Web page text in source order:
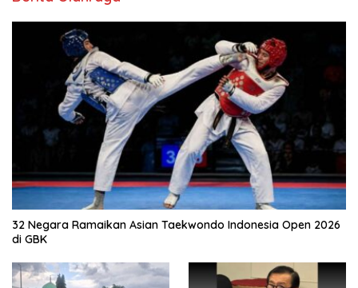
32 Negara Ramaikan Asian Taekwondo Indonesia Open 2026
di GBK